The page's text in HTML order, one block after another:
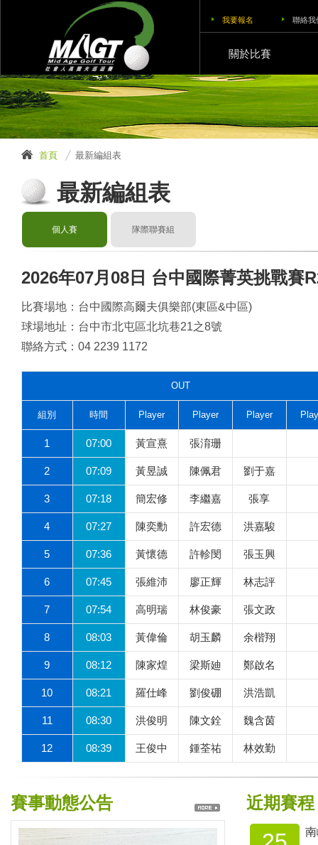
我要報名 聯絡我
關於比賽
首頁 最新編組表
最新編組表
個人賽 隊際聯賽組
2026年07月08日 台中國際菁英挑戰賽
比賽場地：台中國際高爾夫俱樂部(東區&中區)
球場地址：台中市北屯區北坑巷21之8號
聯絡方式：04 2239 1172
OUT
組別 時間 Player Player Player
1 07:00 黃宣熹 張淯珊
2 07:09 黃昱誠 陳佩君 劉于嘉
3 07:18 簡宏修 李繼嘉 張享
4 07:27 陳奕勳 許宏德 洪嘉駿
5 07:36 黃懷德 許軫閔 張玉興
6 07:45 張維沛 廖正輝 林志評
7 07:54 高明瑞 林俊豪 張文政
8 08:03 黃偉倫 胡玉麟 余楷翔
9 08:12 陳家煌 梁斯廸 鄭啟名
10 08:21 羅仕峰 劉俊硼 洪浩凱
11 08:30 洪俊明 陳文銓 魏含茵
12 08:39 王俊中 鍾荃祐 林效勤
賽事動態公告 近期賽程